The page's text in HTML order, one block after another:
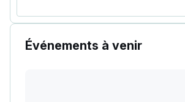
Événements à venir